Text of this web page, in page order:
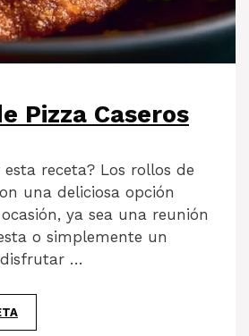
Pizza Caseros
receta? Los rollos de
una deliciosa opción
ya sea una reunión
o simplemente un
…